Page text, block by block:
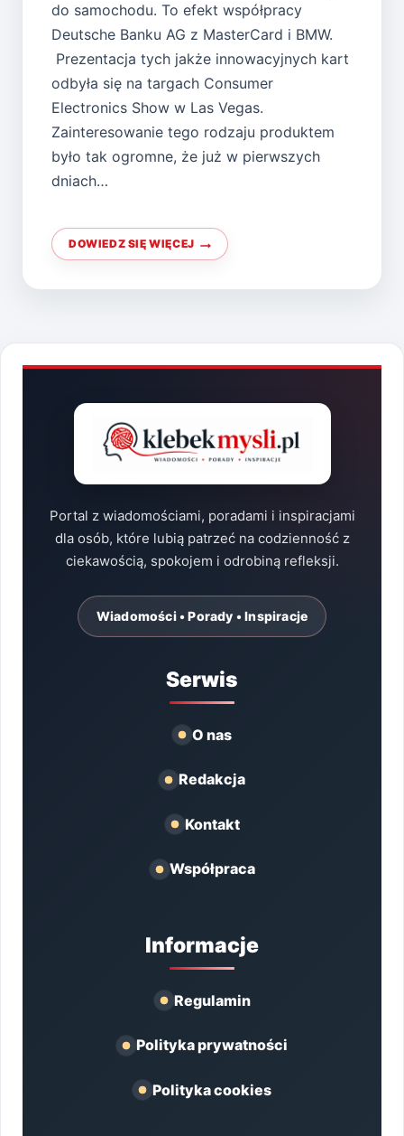
do samochodu. To efekt współpracy
Deutsche Banku AG z MasterCard i BMW.
Prezentacja tych jakże innowacyjnych kart
odbyła się na targach Consumer
Electronics Show w Las Vegas.
Zainteresowanie tego rodzaju produktem
było tak ogromne, że już w pierwszych
dniach…
DOWIEDZ SIĘ WIĘCEJ
KARTA
PŁATNICZA
Portal z wiadomościami, poradami i inspiracjami
dla osób, które lubią patrzeć na codzienność z
ciekawością, spokojem i odrobiną refleksji.
Wiadomości • Porady • Inspiracje
Serwis
O nas
Redakcja
Kontakt
Współpraca
Informacje
Regulamin
Polityka prywatności
Polityka cookies